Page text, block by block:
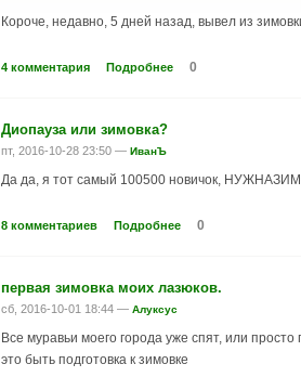
Короче, недавно, 5 дней назад, вывел из
4 комментария Подробнее 0
Диопауза или зимовка?
пт, 2016-10-28 23:50 — ИванЪ
Да да, я тот самый 100500 новичок,
8 комментариев Подробнее 0
первая зимовка моих лазюков.
сб, 2016-10-01 18:44 — Алуксус
Все муравьи моего города уже спят, или
это быть подготовка к зимовке